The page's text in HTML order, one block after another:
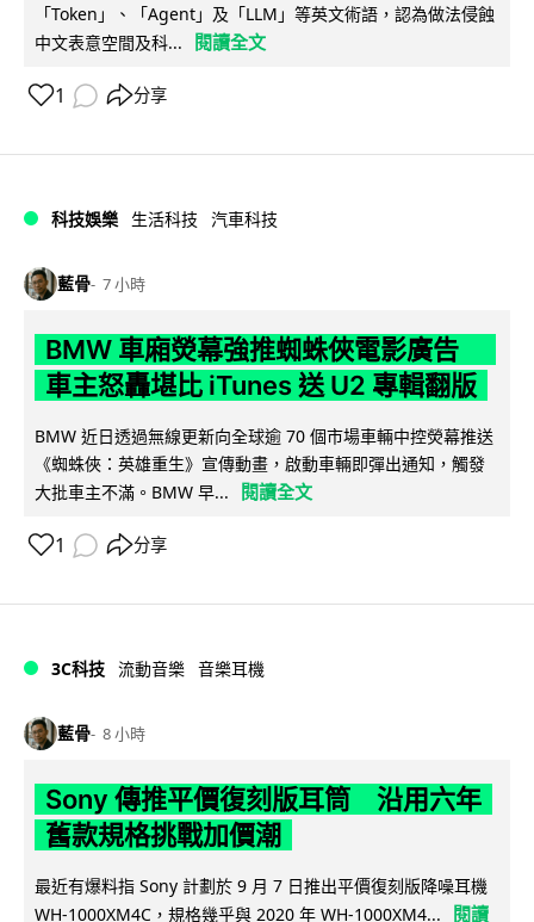
「Token」、「Agent」及「LLM」等英文術語，認為做法侵蝕
中文表意空間及科...
閱讀全文
1 分享
科技娛樂 生活科技 汽車科技
藍骨 7 小時
BMW 車廂熒幕強推蜘蛛俠電影廣告
車主怒轟堪比 iTunes 送 U2 專輯翻版
BMW 近日透過無線更新向全球逾 70 個市場車輛中控熒幕推送
《蜘蛛俠：英雄重生》宣傳動畫，啟動車輛即彈出通知，觸發
大批車主不滿。BMW 早...
閱讀全文
1 分享
3C科技 流動音樂 音樂耳機
藍骨 8 小時
Sony 傳推平價復刻版耳筒 沿用六年
舊款規格挑戰加價潮
最近有爆料指 Sony 計劃於 9 月 7 日推出平價復刻版降噪耳機
WH-1000XM4C，規格幾乎與 2020 年 WH-1000XM4...
閱讀